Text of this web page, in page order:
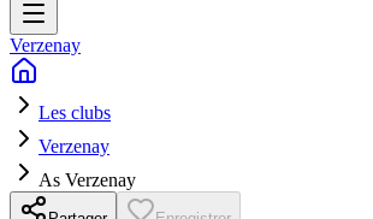
Verzenay
Les clubs
Verzenay
As Verzenay